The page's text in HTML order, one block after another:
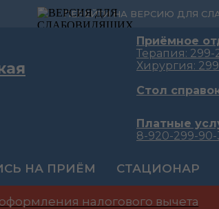
ПЕРЕЙТИ НА ВЕРСИЮ ДЛЯ
Приёмное
Терапия: 299-
Хирургия:
Стол
Платные
8-920-299-90-
НА ПРИЁМ СТАЦИОНАР
налогового вычета